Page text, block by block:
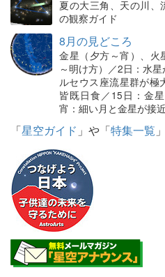
夏の大三角、天の川、
の観察ガイド
8月の見どころ
金星（夕方～宵）、火
～明け方）／2日：水
ルセウス座流星群が
皆既日食／15日：金
宵：細い月と金星が接
「星空ガイド 」や「特集一覧